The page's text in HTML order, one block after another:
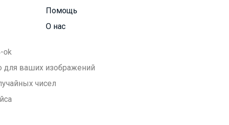
Помощь
О нас
ok
для ваших изображений
чисел